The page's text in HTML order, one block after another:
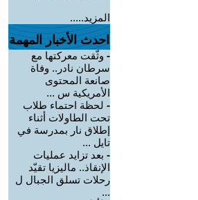
المزيد.....
احدث الأخبار المهمة
- وثّقت معركتها مع
سرطان نادر.. وفاة
صانعة المحتوى
الأمريكية س ...
- لحظة احتماء طلاب
تحت الطاولات أثناء
إطلاق نار بمدرسة في
تايل ...
- بعد تزايد عمليات
الإنقاذ.. ماليزيا تقيّد
رحلات تسلق الجبال ل
...